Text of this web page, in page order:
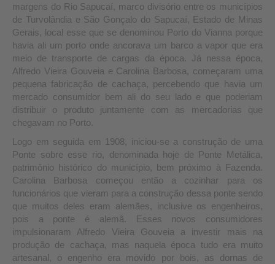
margens do Rio Sapucaí, marco divisório entre os municípios
de Turvolândia e São Gonçalo do Sapucaí, Estado de Minas
Gerais, local esse que se denominou Porto do Vianna porque
havia ali um porto onde ancorava um barco a vapor que era
meio de transporte de cargas da época. Já nessa época,
Alfredo Vieira Gouveia e Carolina Barbosa, começaram uma
pequena fabricação de cachaça, percebendo que havia um
mercado consumidor bem ali do seu lado e que poderiam
distribuir o produto juntamente com as mercadorias que
chegavam no Porto.
Logo em seguida em 1908, iniciou-se a construção de uma
Ponte sobre esse rio, denominada hoje de Ponte Metálica,
patrimônio histórico do município, bem próximo à Fazenda.
Carolina Barbosa começou então a cozinhar para os
funcionários que vieram para a construção dessa ponte sendo
que muitos deles eram alemães, inclusive os engenheiros,
pois a ponte é alemã. Esses novos consumidores
impulsionaram Alfredo Vieira Gouveia a investir mais na
produção de cachaça, mas naquela época tudo era muito
artesanal, o engenho era movido por bois, as dornas de